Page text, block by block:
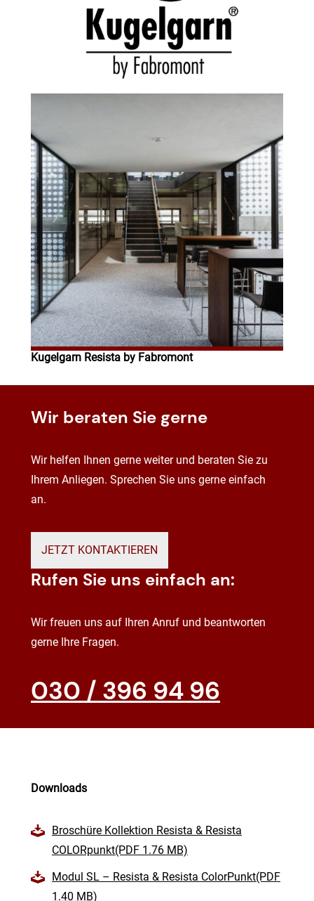
Kugelgarn Resista by Fabromont
Wir beraten Sie gerne
Wir helfen Ihnen gerne weiter und beraten Sie zu
Ihrem Anliegen. Sprechen Sie uns gerne einfach
an.
JETZT KONTAKTIEREN
Rufen Sie uns einfach an:
Wir freuen uns auf Ihren Anruf und beantworten
gerne Ihre Fragen.
030 / 396 94 96
Downloads
Broschüre Kollektion Resista & Resista
COLORpunkt(PDF 1.76 MB)
Modul SL – Resista & Resista ColorPunkt(PDF
1.40 MB)